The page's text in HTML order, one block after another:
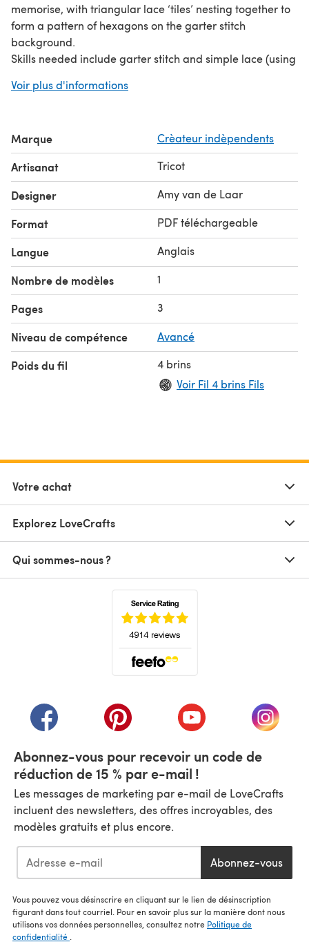
memorise, with triangular lace ‘tiles’ nesting together to
form a pattern of hexagons on the garter stitch
background.
Skills needed include garter stitch and simple lace (using
increase, and slipped stitches for the edges. Charts and
yarn. Sample is knit in Miss Click Clack Fenwick Street
Flashmerino in ‘Melbourne Black’.
Finished Measurements, relaxed after blocking: 85
inches / 216 cm long (75 inches / 190.5 cm along each
long edge), and 13 inches / 33 cm wide.
Voir plus d'informations
Marque Crèateur indèpendents
Artisanat Tricot
Designer Amy van de Laar
Format PDF téléchargeable
Langue Anglais
Nombre de modèles 1
Pages 3
Niveau de compétence Avancé
Poids du fil
4 brins
Voir Fil 4 brins Fils
Votre achat
Explorez LoveCrafts
Qui sommes-nous ?
(s'ouvre dans un nouvel onglet)
(s'ouvre dans un nouvel onglet)
(s'ouvre dans un(s'ouvre
Abonnez-vous pour recevoir un code de
réduction de 15 % par e-mail !
Les messages de marketing par e-mail de LoveCrafts
incluent des newsletters, des offres incroyables, des
modèles gratuits et plus encore.
Abonnez-vous
Vous pouvez vous désinscrire en cliquant sur le lien de désinscription
figurant dans tout courriel. Pour en savoir plus sur la manière dont nous
utilisons vos données personnelles, consultez notre Politique de
confidentialité